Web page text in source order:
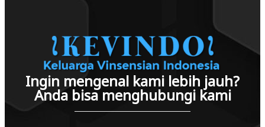
Ingin mengenal kami lebih jauh?
Anda bisa menghubungi kami